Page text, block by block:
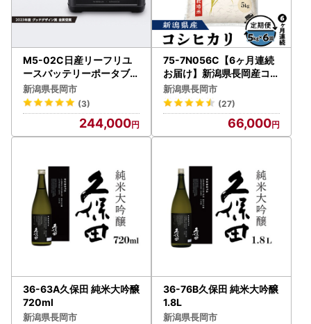
M5-02C日産リーフリユ
ースバッテリーポータブル
電源 IPB01G 【KENWOO
D】【 FN-Limited-PR 】
新潟県長岡市
(3)
244,000
75-7N056C【6ヶ月連続
お届け】新潟県長岡産コシ
ヒカリ5kg（特別栽培米）
【2026年8月発送開始】
新潟県長岡市
(27)
66,000
36-63A久保田 純米大吟醸
720ml
新潟県長岡市
36-76B久保田 純米大吟醸
1.8L
新潟県長岡市